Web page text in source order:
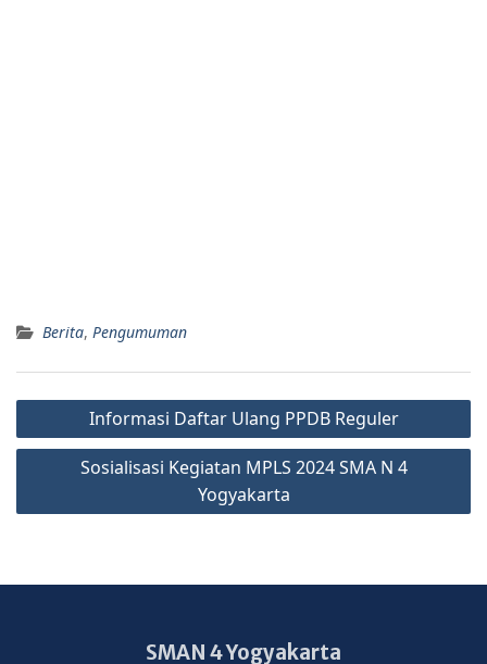
Berita, Pengumuman
Informasi Daftar Ulang PPDB Reguler
Sosialisasi Kegiatan MPLS 2024 SMA N 4
Yogyakarta
SMAN 4 Yogyakarta